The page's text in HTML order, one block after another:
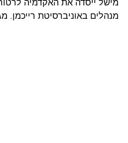
מישל ייסדה את האקדמיה
מנהלים באוניברסיטת רייכמן.